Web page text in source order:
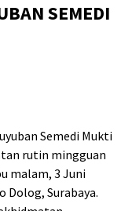
SEMEDI
Semedi Mukti
rutin mingguan
malam, 3 Juni
Dolog, Surabaya.